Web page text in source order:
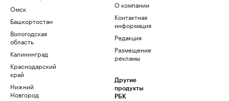
Омск
Башкортостан
Вологодская
область
Калининград
Краснодарский
край
Нижний
Новгород
О компании
Контактная
информация
Редакция
Размещение
рекламы
Другие
продукты
РБК